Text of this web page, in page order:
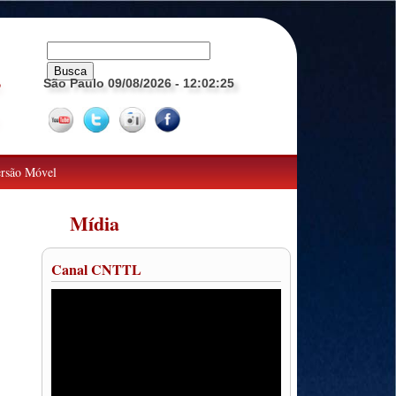
São Paulo 09/08/2026 - 12:02:26
Móvel
Mídia
Canal CNTTL